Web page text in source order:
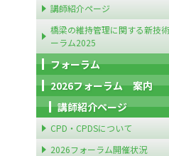
講師紹介ページ
橋梁の維持管理に関する新技
ーラム2025
フォーラム
2026フォーラム 案内
講師紹介ページ
CPD・CPDSについて
2026フォーラム開催状況